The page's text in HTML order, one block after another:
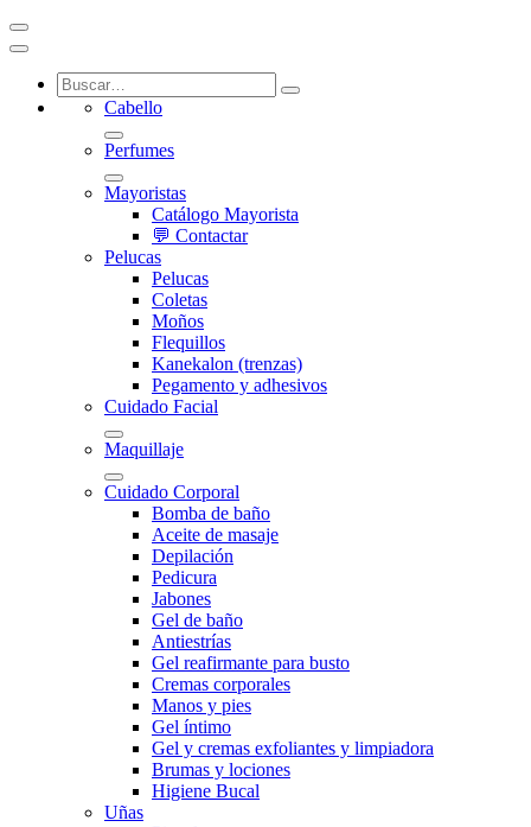
Cabello
Perfumes
Mayoristas
Catálogo Mayorista
💬 Contactar
Pelucas
Pelucas
Coletas
Moños
Flequillos
Kanekalon (trenzas)
Pegamento y adhesivos
Cuidado Facial
Maquillaje
Cuidado Corporal
Bomba de baño
Aceite de masaje
Depilación
Pedicura
Jabones
Gel de baño
Antiestrías
Gel reafirmante para busto
Cremas corporales
Manos y pies
Gel íntimo
Gel y cremas exfoliantes y limpiadora
Brumas y lociones
Higiene Bucal
Uñas